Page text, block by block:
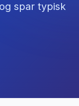
spar typisk